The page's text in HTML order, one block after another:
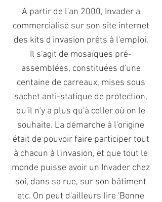
A partir de l'an 2000, Invader a
commercialisé sur son site internet
des kits d'invasion prêts à l'emploi.
Il s'agit de mosaïques pré-
assemblées, constituées d'une
centaine de carreaux, mises sous
sachet anti-statique de protection,
qu'il n'y a plus qu'à coller où on le
souhaite. La démarche à l'origine
était de pouvoir faire participer tout
à chacun à l'invasion, et que tout le
monde puisse avoir un Invader chez
soi, dans sa rue, sur son bâtiment
etc. On peut d'ailleurs lire 'Bonne